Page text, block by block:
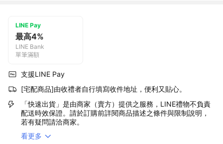
LINE Pay
最高4%
LINE Bank
單筆滿額
支援LINE Pay
[宅配商品]由收禮者自行填寫收件地址，便利又貼心。
「快速出貨」是由商家（賣方）提供之服務，LINE禮物不負責
配送時效保證。請於訂購前詳閱商品描述之條件與限制說明，
若有疑問請洽商家。
看更多